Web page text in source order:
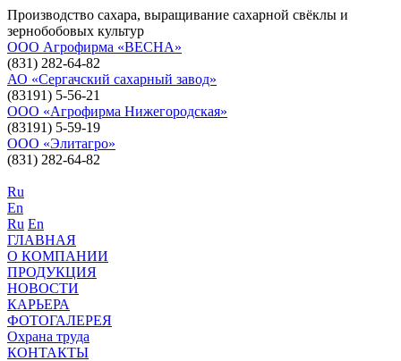
Производство сахара, выращивание сахарной свёклы и
зернобобовых культур
ООО Агрофирма «ВЕСНА»
(831) 282-64-82
АО «Сергачский сахарный завод»
(83191) 5-56-21
ООО «Агрофирма Нижегородская»
(83191) 5-59-19
ООО «Элитагро»
(831) 282-64-82
Ru
En
Ru En
ГЛАВНАЯ
О КОМПАНИИ
ПРОДУКЦИЯ
НОВОСТИ
КАРЬЕРА
ФОТОГАЛЕРЕЯ
Охрана труда
КОНТАКТЫ